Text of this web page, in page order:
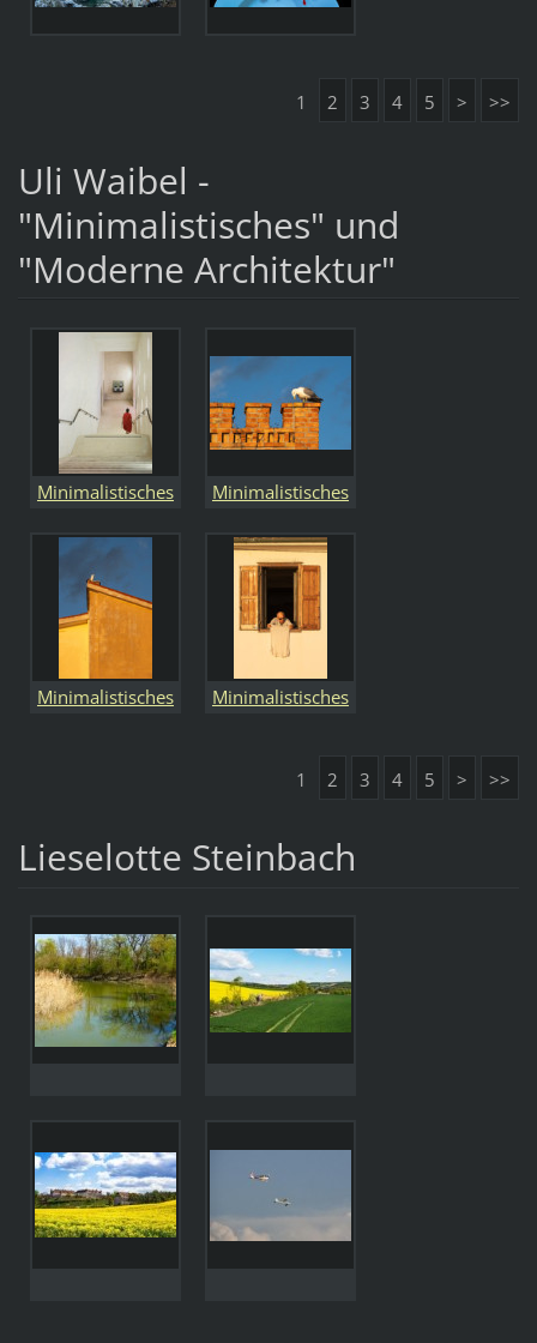
1 2 3 4 5 > >>
Uli Waibel -
"Minimalistisches" und
"Moderne Architektur"
Minimalistisches Minimalistisches
Minimalistisches Minimalistisches
1 2 3 4 5 > >>
Lieselotte Steinbach